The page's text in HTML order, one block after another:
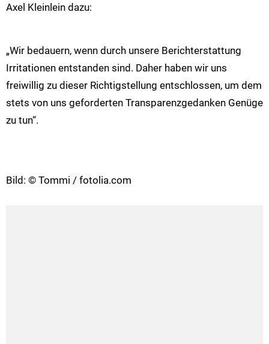
Axel Kleinlein dazu:
„Wir bedauern, wenn durch unsere Berichterstattung
Irritationen entstanden sind. Daher haben wir uns
freiwillig zu dieser Richtigstellung entschlossen, um dem
stets von uns geforderten Transparenzgedanken Genüge
zu tun“.
Bild: © Tommi / fotolia.com